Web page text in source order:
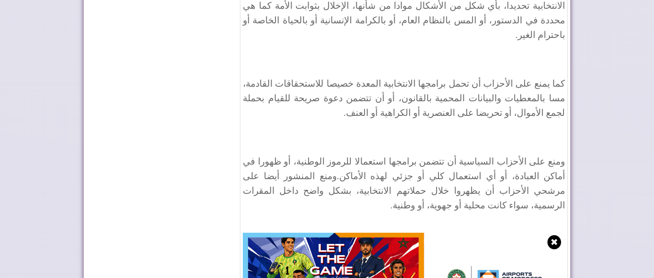
الانتخابية تحديدا، بأي شكل من الأشكال موادا من شأنها، الإخلال بثوابت الأمة كما هي
محددة في الدستور، أو المس بالنظام العام، أو بالكرامة الإنسانية أو بالحياة الخاصة أو
باحترام الغير.
كما يمنع على الأحزاب أن تحمل برامجها الانتخابية المعدة خصيصا للاستحقاقات القادمة،
مسا بالمعطيات والبيانات المحمية بالقانون، أو أن تتضمن دعوة صريحة للقيام بحملة
لجمع الأموال، أو تحريضا على العنصرية أو الكراهية أو العنف.
ومنع على الأحزاب السياسية أن تتضمن برامجها استعمالا للرموز الوطنية، أو ظهورا في
أماكن العبادة، أو أي استعمال كلي أو جزئي لهذه الأماكن.ومنع المنشور أيضا على
مرشحي الأحزاب أن يظهروا خلال حملاتهم الانتخابية، بشكل واضح داخل المقرات
الرسمية، سواء كانت محلية أو جهوية، أو وطنية.
✖